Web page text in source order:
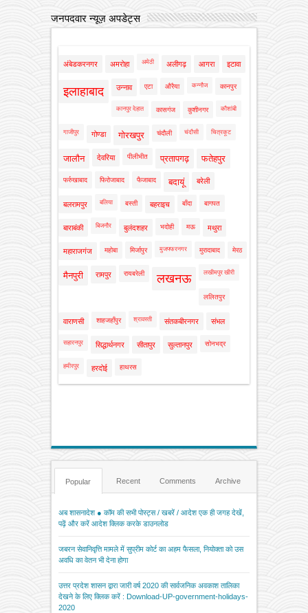
जनपदवार न्यूज़ अपडेट्स
अंबेडकरनगर अमरोहा अमेठी अलीगढ़ आगरा इटावा
इलाहाबाद उन्नाव एटा औरैया कन्नौज कानपुर
कानपुर देहात कासगंज कुशीनगर कौशांबी
गाजीपुर गोण्डा गोरखपुर चंदौली चंदौसी चित्रकूट
जालौन देवरिया पीलीभीत प्रतापगढ़ फतेहपुर
फर्रुखाबाद फिरोजाबाद फैजाबाद बदायूं बरेली
बलरामपुर बलिया बस्ती बहराइच बाँदा बागपत
बाराबंकी बिजनौर बुलंदशहर भदोही मऊ मथुरा
महाराजगंज महोबा मिर्जापुर मुजफ्फरनगर मुरादाबाद मेरठ
मैनपुरी रामपुर रायबरेली लखनऊ लखीमपुर खीरी
ललितपुर
वाराणसी शाहजहाँपुर श्रावस्ती संतकबीरनगर संभल
सहारनपुर सिद्धार्थनगर सीतापुर सुल्तानपुर सोनभद्र
हमीरपुर हरदोई हाथरस
Popular Recent Comments Archive
अब शासनादेश ● कॉम की सभी पोस्ट्स / खबरें / आदेश एक ही जगह देखें,
पढ़ें और करें आदेश क्लिक करके डाउनलोड
जबरन सेवानिवृत्ति मामले में सुप्रीम कोर्ट का अहम फैसला, नियोक्ता को उस
अवधि का वेतन भी देना होगा
उत्तर प्रदेश शासन द्वारा जारी वर्ष 2020 की सार्वजनिक अवकाश तालिका
देखने के लिए क्लिक करें : Download-UP-government-holidays-
2020